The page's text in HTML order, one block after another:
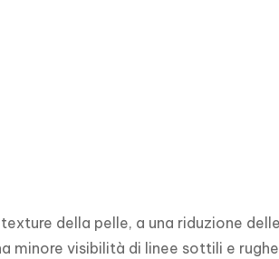
della pelle, a una riduzione
minore visibilità di linee sottili e